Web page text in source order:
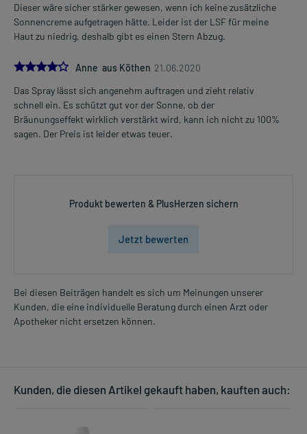
Dieser wäre sicher stärker gewesen, wenn ich keine zusätzliche
Sonnencreme aufgetragen hätte. Leider ist der LSF für meine
Haut zu niedrig, deshalb gibt es einen Stern Abzug.
4.0Anne aus Köthen 21.06.2020
Das Spray lässt sich angenehm auftragen und zieht relativ
schnell ein. Es schützt gut vor der Sonne, ob der
Bräunungseffekt wirklich verstärkt wird, kann ich nicht zu 100%
sagen. Der Preis ist leider etwas teuer.
Produkt bewerten & PlusHerzen sichern
Jetzt bewerten
Bei diesen Beiträgen handelt es sich um Meinungen unserer
Kunden, die eine individuelle Beratung durch einen Arzt oder
Apotheker nicht ersetzen können.
Kunden, die diesen Artikel gekauft haben, kauften auch: